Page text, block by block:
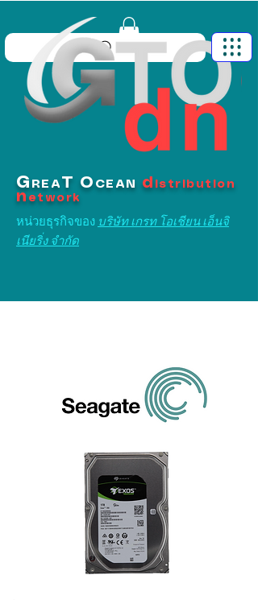
G REA T O CEAN d istribution
n etwork
หน่วยธุรกิจของ บริษัท เกรท โอเชียน เอ็นจิ
เนียริ่ง จำกัด